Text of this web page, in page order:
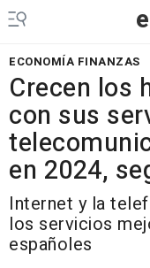
ECONOMÍA FINANZAS
Crecen los
con sus
en 2024,
Internet y la
los servicios
españoles